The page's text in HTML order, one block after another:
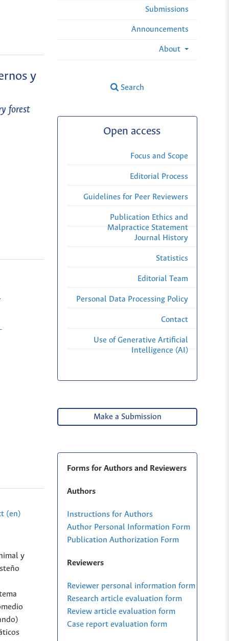
Submissions
Announcements
About
Search
y
forest
(en)
y
Open access
Focus and Scope
Editorial Process
Guidelines for Peer Reviewers
Publication Ethics and
Malpractice Statement
Journal History
Statistics
Editorial Team
Personal Data Processing Policy
Contact
Use of Generative Artificial
Intelligence (AI)
Make a Submission
Forms for Authors and Reviewers
Authors
Instructions for Authors
Author Personal Information Form
Publication Authorization Form
Reviewers
Reviewer personal information form
Research article evaluation form
Review article evaluation form
Case report evaluation form